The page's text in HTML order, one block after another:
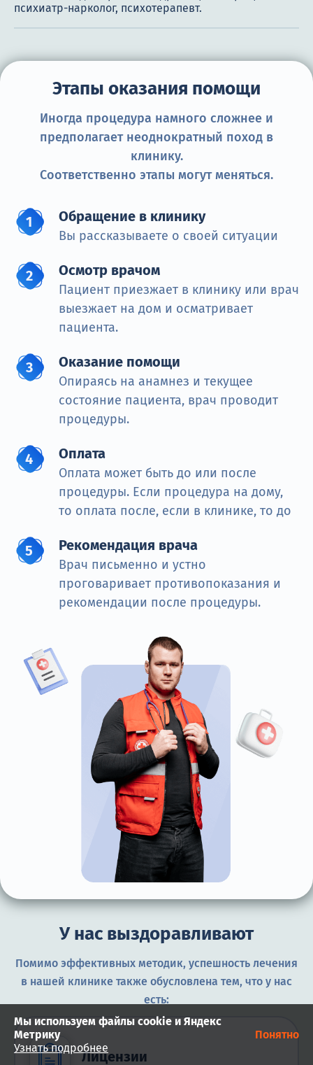
Этапы оказания помощи
Иногда процедура намного сложнее и
предполагает неоднократный поход в
клинику.
Соответственно этапы могут меняться.
Обращение в клинику
Вы рассказываете о своей ситуации
Осмотр врачом
Пациент приезжает в клинику или врач
выезжает на дом и осматривает
пациента.
Оказание помощи
Опираясь на анамнез и текущее
состояние пациента, врач проводит
процедуры.
Оплата
Оплата может быть до или после
процедуры. Если процедура на дому,
то оплата после, если в клинике, то до
Рекомендация врача
Врач письменно и устно
проговаривает противопоказания и
рекомендации после процедуры.
У нас выздоравливают
Помимо эффективных методик, успешность лечения
в нашей клинике также обусловлена тем, что у нас
есть:
Лицензии
Мы используем файлы cookie и Яндекс
Метрику
Узнать подробнее
Понятно